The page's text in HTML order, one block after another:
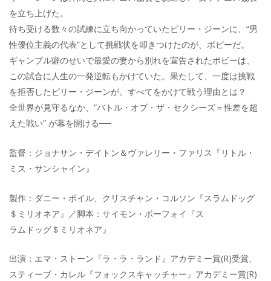
を立ち上げた。
待ち受ける数々の試練に立ち向かっていたビリー・ジーンに、“男
性優位主義の代表”として挑戦状を叩きつけたのが、ボビーだ。
ギャンブル癖のせいで最愛の妻から別れを宣告されたボビーは、
この試合に人生の一発逆転もかけていた。果たして、一度は挑戦
を拒否したビリー・ジーンが、すべてをかけて戦う理由とは？
全世界が見守るなか、“バトル・オブ・ザ・セクシーズ＝性差を超
えた戦い” が幕を開ける──
監督：ジョナサン・デイトン＆ヴァレリー・ファリス『リトル・
ミス・サンシャイン』
製作：ダニー・ボイル、クリスチャン・コルソン『スラムドッグ
＄ミリオネア』／脚本：サイモン・ボーフォイ『ス
ラムドッグ＄ミリオネア』
出演：エマ・ストーン『ラ・ラ・ランド』アカデミー賞(R)受賞、
スティーブ・カレル『フォックスキャッチャー』アカデミー賞(R)